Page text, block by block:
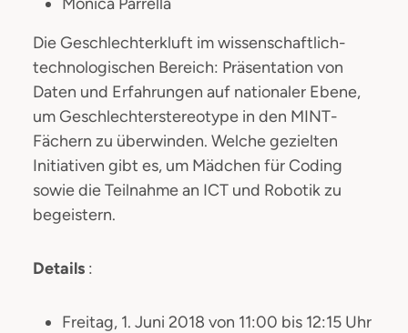
Die Geschlechterkluft im wissenschaftlich-
technologischen Bereich: Präsentation von
Daten und Erfahrungen auf nationaler Ebene,
um Geschlechterstereotype in den MINT-
Fächern zu überwinden. Welche gezielten
Initiativen gibt es, um Mädchen für Coding
sowie die Teilnahme an ICT und Robotik zu
begeistern.
Details :
Freitag, 1. Juni 2018 von 11:00 bis 12:15 Uhr